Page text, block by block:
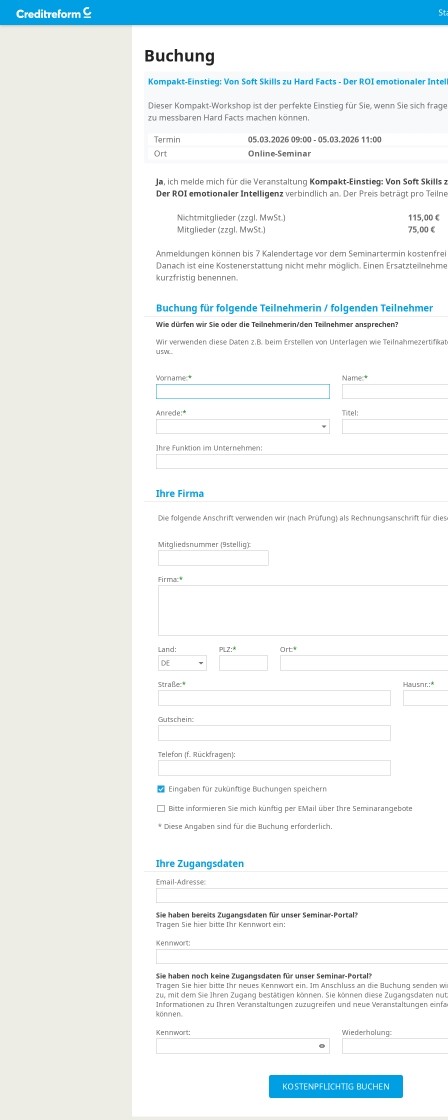
Buchung
Kompakt-Einstieg: Von Soft Skills zu Hard Facts - Der ROI emotionaler
Dieser Kompakt-Workshop ist der perfekte Einstieg für Sie, wenn Sie sich
zu messbaren Hard Facts machen können.
Termin
05.03.2026 09:00 - 05.03.2026 11:00
Ort
Online-Seminar
Ja, ich melde mich für die Veranstaltung Kompakt-Einstieg: Von Soft Skills
Der ROI emotionaler Intelligenzverbindlich an. Der Preis beträgt pro
Nichtmitglieder (zzgl. MwSt.)
115,00 €
Mitglieder (zzgl. MwSt.)
75,00 €
Anmeldungen können bis 7 Kalendertage vor dem Seminartermin
Danach ist eine Kostenerstattung nicht mehr möglich. Einen
kurzfristig benennen.
Buchung für folgende Teilnehmerin / folgenden Teilnehmer
Wie dürfen wir Sie oder die Teilnehmerin/den Teilnehmer ansprechen?
Wir verwenden diese Daten z.B. beim Erstellen von Unterlagen wie
usw..
Vorname:* Name:*
Anrede:* Titel:
Ihre Funktion im Unternehmen:
Ihre Firma
Die folgende Anschrift verwenden wir (nach Prüfung) als Rechnungsanschrift für
Mitgliedsnummer (9stellig):
Firma:*
Land: PLZ:* Ort:*
Straße:* Hausnr.:*
Gutschein:
Telefon (f. Rückfragen):
Eingaben für zukünftige Buchungen speichern
Bitte informieren Sie mich künftig per EMail über Ihre Seminarangebote
* Diese Angaben sind für die Buchung erforderlich.
Ihre Zugangsdaten
Email-Adresse:
Sie haben bereits Zugangsdaten für unser Seminar-Portal?
Tragen Sie hier bitte Ihr Kennwort ein:
Kennwort:
Sie haben noch keine Zugangsdaten für unser Seminar-Portal?
Tragen Sie hier bitte Ihr neues Kennwort ein. Im Anschluss an die Buchung senden
zu, mit dem Sie Ihren Zugang bestätigen können. Sie können diese Zugangsdaten
Informationen zu Ihren Veranstaltungen zuzugreifen und neue Veranstaltungen
können.
Kennwort:
Wiederholung:
KOSTENPFLICHTIG BUCHEN